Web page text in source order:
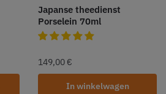
Japanse theedienst
Porselein 70ml
149,00 €
In winkelwagen